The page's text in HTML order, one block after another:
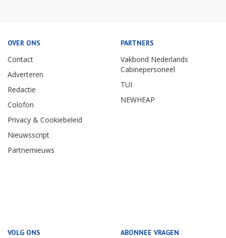
OVER ONS
Contact
Adverteren
Redactie
Colofon
Privacy & Cookiebeleid
Nieuwsscript
Partnernieuws
PARTNERS
Vakbond Nederlands
Cabinepersoneel
TUI
NEWHEAP
VOLG ONS ABONNEE VRAGEN